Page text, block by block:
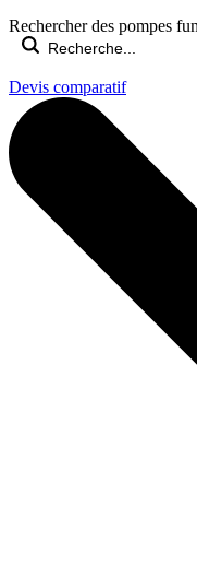
Rechercher des pompes
Devis comparatif